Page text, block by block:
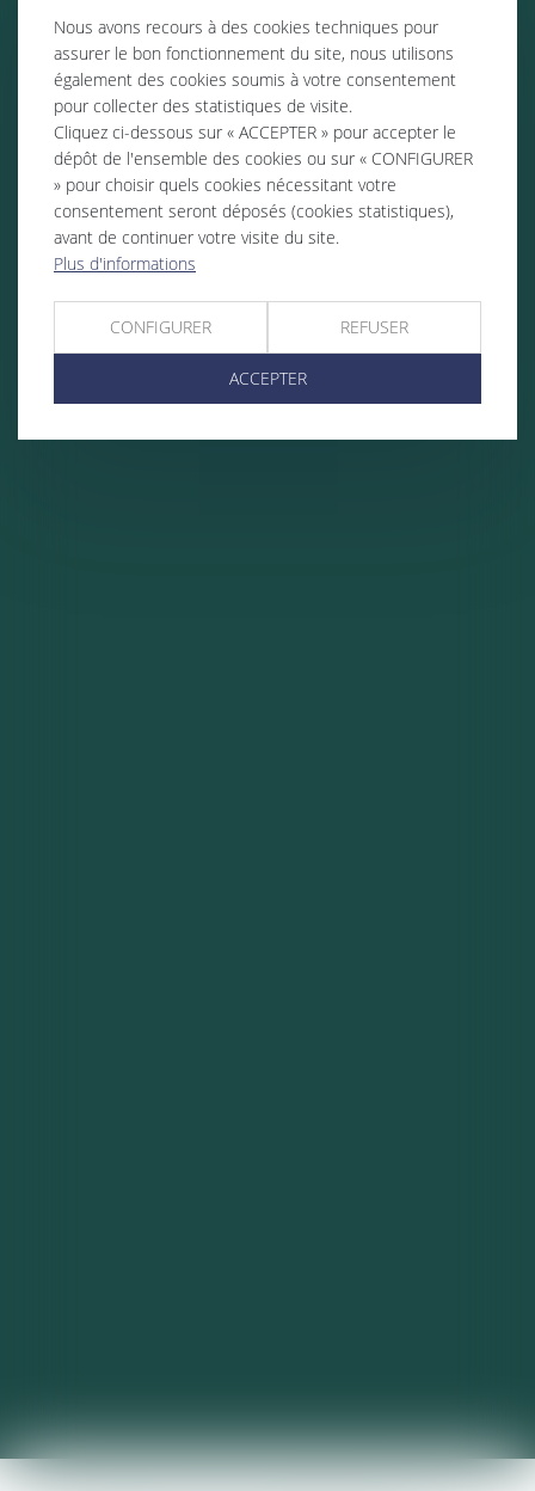
Nous avons recours à des cookies techniques pour
assurer le bon fonctionnement du site, nous utilisons
également des cookies soumis à votre consentement
pour collecter des statistiques de visite.
Cliquez ci-dessous sur « ACCEPTER » pour accepter le
dépôt de l'ensemble des cookies ou sur « CONFIGURER
» pour choisir quels cookies nécessitant votre
consentement seront déposés (cookies statistiques),
avant de continuer votre visite du site.
Plus d'informations
CONFIGURER REFUSER
ACCEPTER